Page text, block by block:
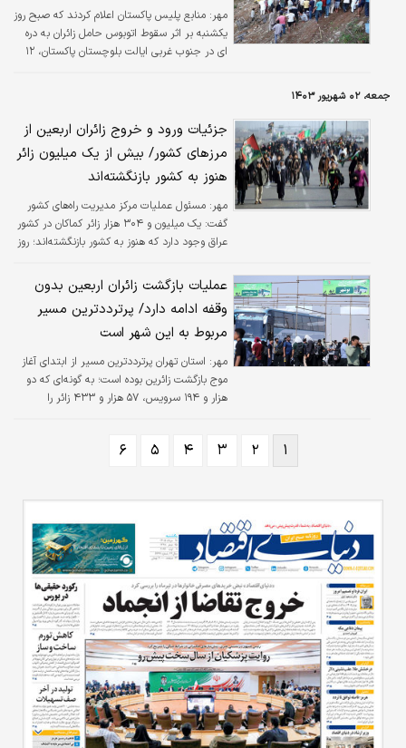
مهر: منابع پلیس پاکستان اعلام کردند که صبح روز
یکشنبه بر اثر سقوط اتوبوس حامل زائران به دره
ای در جنوب غربی ایالت بلوچستان پاکستان، ۱۲
جمعه، ۰۲ شهریور ۱۴۰۳
جزئیات ورود و خروج زائران اربعین از
مرزهای کشور/ بیش از یک میلیون زائر
هنوز به کشور بازنگشته‌اند
مهر: مسئول عملیات مرکز مدیریت راه‌های کشور
گفت: یک میلیون و ۳۰۴ هزار زائر کماکان در کشور
عراق وجود دارد که هنوز به کشور بازنگشته‌اند؛ روز
خواهد بود.
عملیات بازگشت زائران اربعین بدون
وقفه ادامه دارد/ پرترددترین مسیر
مربوط به این شهر است
مهر: استان تهران پرترددترین مسیر از ابتدای آغاز
موج بازگشت زائرین بوده است؛ به گونه‌ای که دو
هزار و ۱۹۴ سرویس، ۵۷ هزار و ۴۳۳ زائر را
۱ ۲ ۳ ۴ ۵ ۶